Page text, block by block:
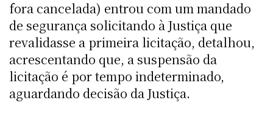
fora cancelada) entrou com um mandado
de segurança solicitando à Justiça que
revalidasse a primeira licitação, detalhou,
acrescentando que, a suspensão da
licitação é por tempo indeterminado,
aguardando decisão da Justiça.